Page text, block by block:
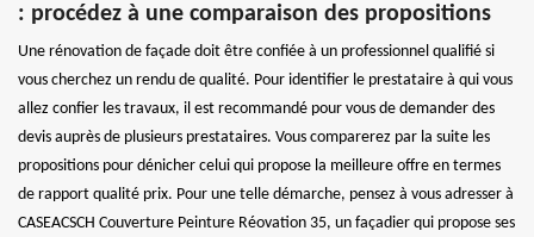
: procédez à une comparaison des propositions
Une rénovation de façade doit être confiée à un professionnel qualifié si
vous cherchez un rendu de qualité. Pour identifier le prestataire à qui vous
allez confier les travaux, il est recommandé pour vous de demander des
devis auprès de plusieurs prestataires. Vous comparerez par la suite les
propositions pour dénicher celui qui propose la meilleure offre en termes
de rapport qualité prix. Pour une telle démarche, pensez à vous adresser à
CASEACSCH Couverture Peinture Réovation 35, un façadier qui propose ses